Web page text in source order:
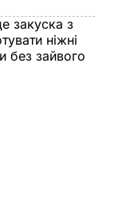
закуска з
ніжні
без зайвого